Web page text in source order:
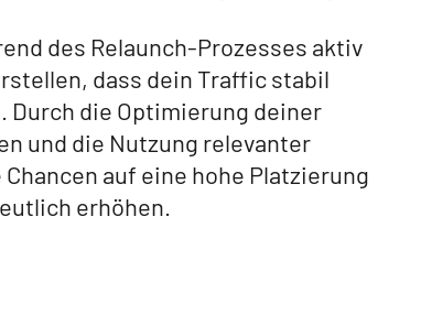
des Relaunch-Prozesses aktiv
dass dein Traffic stabil
Durch die Optimierung deiner
und die Nutzung relevanter
auf eine hohe Platzierung
erhöhen.